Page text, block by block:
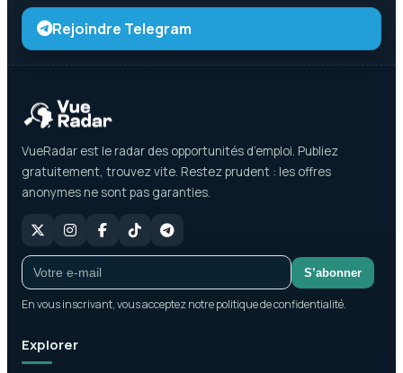
Rejoindre Telegram
VueRadar est le radar des opportunités d’emploi. Publiez
gratuitement, trouvez vite. Restez prudent : les offres
anonymes ne sont pas garanties.
S’abonner
En vous inscrivant, vous acceptez notre politique de confidentialité.
Explorer